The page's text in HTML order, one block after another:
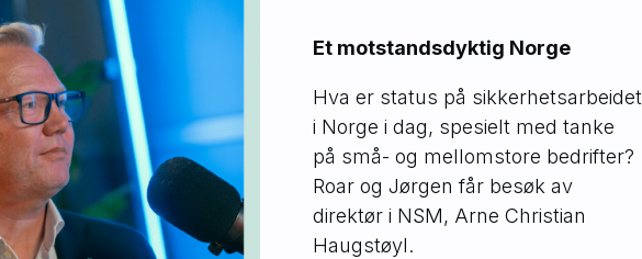
Et motstandsdyktig Norge
Hva er status på sikkerhetsarbeidet
i Norge i dag, spesielt med tanke
på små- og mellomstore bedrifter?
Roar og Jørgen får besøk av
direktør i NSM, Arne Christian
Haugstøyl.